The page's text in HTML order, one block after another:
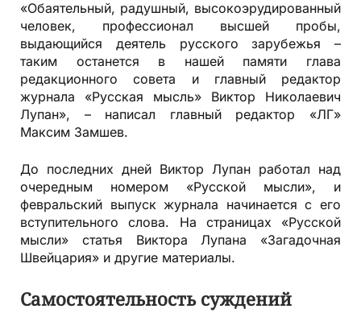
«Обаятельный, радушный, высокоэрудированный
человек, профессионал высшей пробы,
выдающийся деятель русского зарубежья –
таким останется в нашей памяти глава
редакционного совета и главный редактор
журнала «Русская мысль» Виктор Николаевич
Лупан», – написал главный редактор «ЛГ»
Максим Замшев.
До последних дней Виктор Лупан работал над
очередным номером «Русской мысли», и
февральский выпуск журнала начинается с его
вступительного слова. На страницах «Русской
мысли» статья Виктора Лупана «Загадочная
Швейцария» и другие материалы.
Самостоятельность суждений